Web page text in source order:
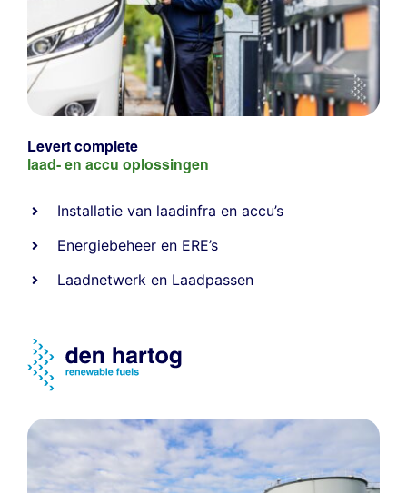
Levert complete
laad- en accu oplossingen
Installatie van laadinfra en accu’s
Energiebeheer en ERE’s
Laadnetwerk en Laadpassen